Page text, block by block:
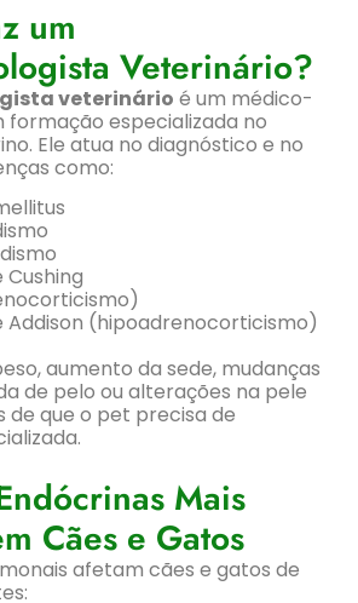
um
Veterinário?
veterinário é um médico-
especializada no
Ele atua no diagnóstico e no
como:
Cushing
Addison (hipoadrenocorticismo)
aumento da sede, mudanças
de pelo ou alterações na pele
de que o pet precisa de
Mais
Cães e Gatos
afetam cães e gatos de